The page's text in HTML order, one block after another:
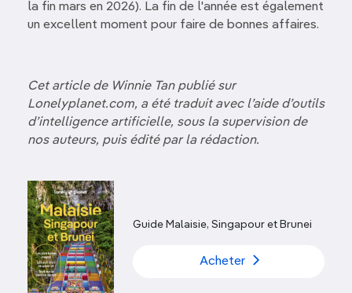
la fin mars en 2026). La fin de l'année est également
un excellent moment pour faire de bonnes affaires.
Cet article de Winnie Tan publié sur
Lonelyplanet.com, a été traduit avec l’aide d’outils
d’intelligence artificielle, sous la supervision de
nos auteurs, puis édité par la rédaction.
Guide Malaisie, Singapour et Brunei
Acheter